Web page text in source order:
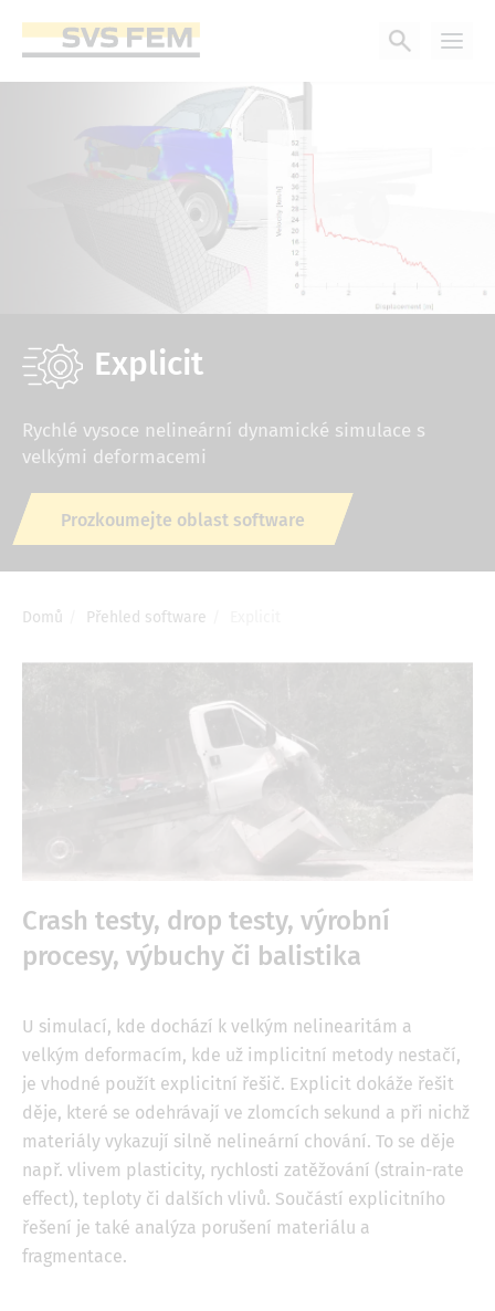
hlavnímu
Explicit
Rychlé vysoce nelineární dynamické simulace s
velkými deformacemi
Prozkoumejte oblast software
Drobečková
navigace
Domů Přehled software
Crash testy, drop testy, výrobní
procesy, výbuchy či balistika
U simulací, kde dochází k velkým nelinearitám a
velkým deformacím, kde už implicitní metody nestačí,
je vhodné použít explicitní řešič. Explicit dokáže řešit
děje, které se odehrávají ve zlomcích sekund a při nichž
materiály vykazují silně nelineární chování. To se děje
např. vlivem plasticity, rychlosti zatěžování (strain-rate
effect), teploty či dalších vlivů. Součástí explicitního
řešení je také analýza porušení materiálu a
fragmentace.